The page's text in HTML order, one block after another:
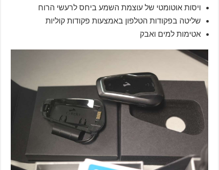
ויסות אוטומטי של עוצמת השמע ביחס לרעשי הרוח
שליטה בפקודות הטלפון באמצעות פקודות קוליות
אטימות למים ואבק